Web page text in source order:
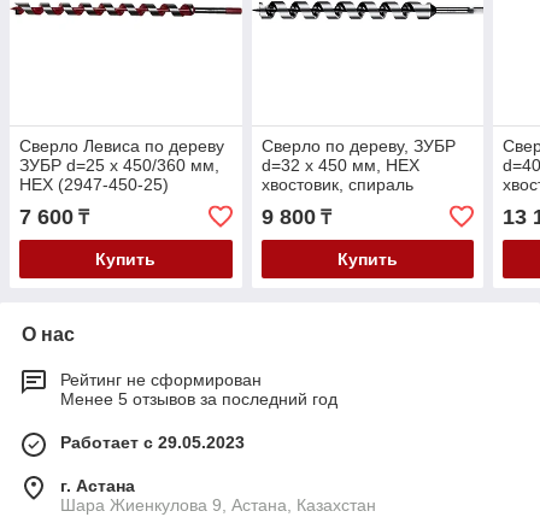
Сверло Левиса по дереву
ЗУБР d=25 х 450/360 мм,
HEX (2947-450-25)
7 600 ₸
Купить
Сверло по дереву, ЗУБР
d=32 х 450 мм, HEX
хвостовик, спираль
Левиса (2948-450-32_z02)
9 800₸
Купить
13
О нас
Рейтинг не сформирован
Менее 5 отзывов за последний год
Работает с 29.05.2023
г. Астана
Шара Жиенкулова 9, Астана, Казахстан